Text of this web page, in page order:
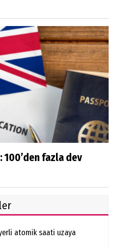
100’den fazla dev
atomik saati uzaya